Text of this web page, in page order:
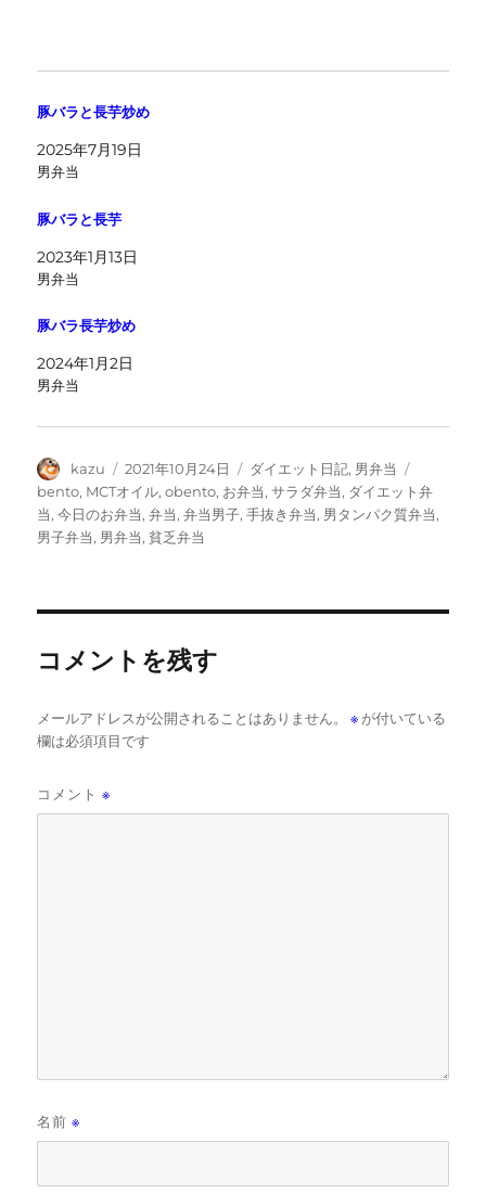
豚バラと長芋炒め
2025年7月19日
男弁当
豚バラと長芋
2023年1月13日
男弁当
豚バラ長芋炒め
2024年1月2日
男弁当
投
稿
者
kazu
投
稿
日:
2021年10月24日
カ
テ
ゴ
ダイエット日記, 男弁当
グ
bento, MCTオイル,obento, お弁当,サラダ弁当, ダイエット弁
当,今日のお弁当,弁当,弁当男子,手抜き弁当, 男タンパク質弁当,
男子弁当, 男弁当,貧乏弁当
コメントを残す
メールアドレスが公開されることはありません。 ※が付いている
欄は必須項目です
コメント※
名前※